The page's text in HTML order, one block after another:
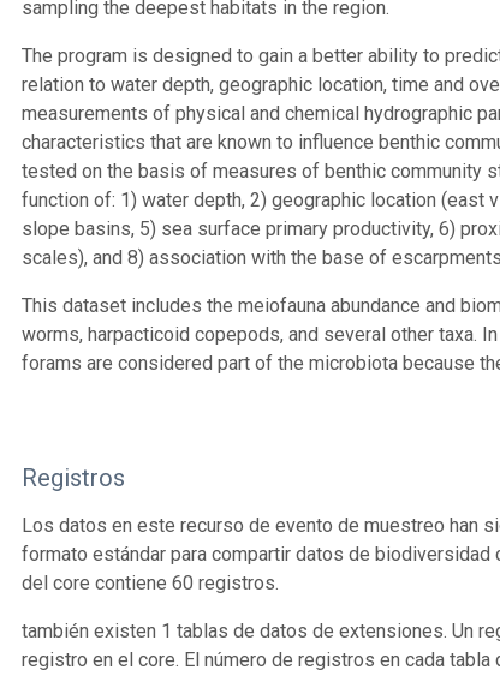
sampling the deepest habitats in the region.
The program is designed to gain a better ability to
relation to water depth, geographic location, time and
measurements of physical and chemical hydrographic
characteristics that are known to influence benthic
tested on the basis of measures of benthic community
function of: 1) water depth, 2) geographic location
slope basins, 5) sea surface primary productivity, 6)
scales), and 8) association with the base of
This dataset includes the meiofauna abundance and
worms, harpacticoid copepods, and several other taxa.
forams are considered part of the microbiota because
Registros
Los datos en este recurso de evento de muestreo han
formato estándar para compartir datos de biodiversidad
del core contiene 60 registros.
también existen 1 tablas de datos de extensiones. Un
registro en el core. El número de registros en cada